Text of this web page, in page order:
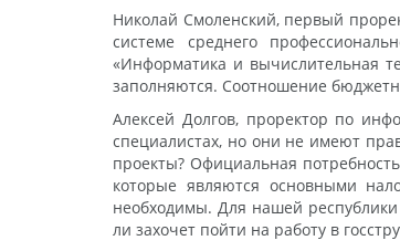
Николай Смоленский, первый
системе среднего
«Информатика и вычислительная
заполняются. Соотношение
Алексей Долгов, проректор по
специалистах, но они не имеют
проекты? Официальная
которые являются основными
необходимы. Для нашей
ли захочет пойти на работу в